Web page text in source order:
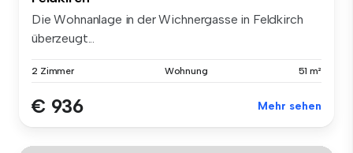
Die Wohnanlage in der Wichnergasse in Feldkirch
überzeugt...
2 Zimmer Wohnung 51 m²
€ 936 Mehr sehen